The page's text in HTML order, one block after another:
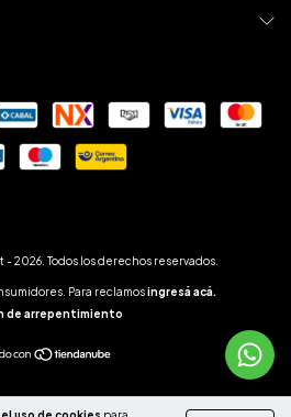
2026. Todos los derechos reservados.
Para reclamosingresá acá.
de arrepentimiento